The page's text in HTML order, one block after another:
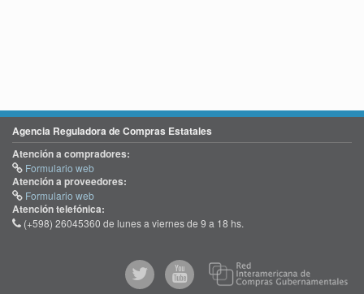
Agencia Reguladora de Compras Estatales
Atención a compradores:
Formulario web
Atención a proveedores:
Formulario web
Atención telefónica:
(+598) 26045360 de lunes a viernes de 9 a 18 hs.
@comprasgubuy
ACCE